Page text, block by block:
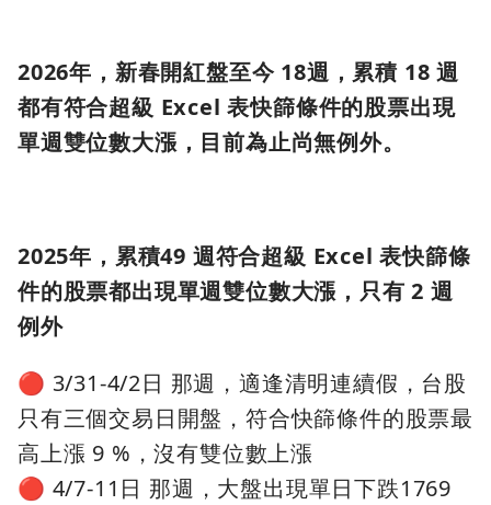
2026年，新春開紅盤至今 18週，累積 18 週
都有符合超級 Excel 表快篩條件的股票出現
單週雙位數大漲，目前為止尚無例外。
2025年，累積49 週符合超級 Excel 表快篩條
件的股票都出現單週雙位數大漲，只有 2 週
例外
🔴 3/31-4/2日 那週，適逢清明連續假，台股
只有三個交易日開盤，符合快篩條件的股票最
高上漲 9 %，沒有雙位數上漲
🔴 4/7-11日 那週，大盤出現單日下跌1769